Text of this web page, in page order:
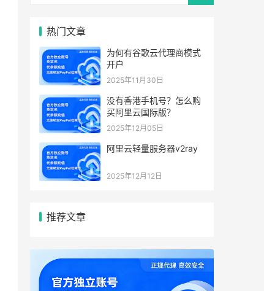
热门文章
为何有谷歌云代理商模式
开户
2025年11月30日
没有香港手机号？怎么购
买阿里云国际版？
2025年12月05日
阿里云轻量服务器v2ray
2025年12月12日
推荐文章